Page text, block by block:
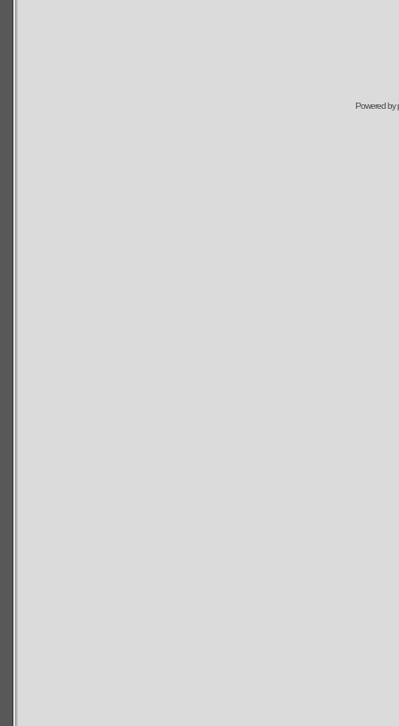
Powered by